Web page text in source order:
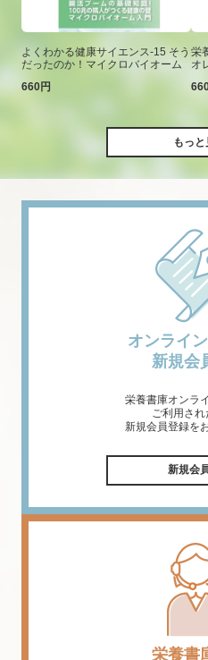
よくわかる健康サイエンス-15 そう
だったのか！マイクロバイオーム
660円
栄
オ
もっと
オンライ
新規会
栄養書庫オンラ
ご利用され
新規会員登録を
新規会
栄養書